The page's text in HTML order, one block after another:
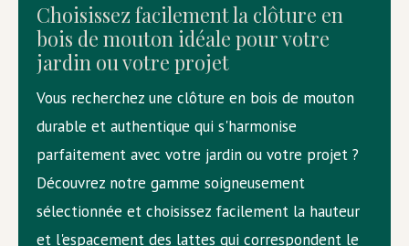
Choisissez facilement la clôture en
bois de mouton idéale pour votre
jardin ou votre projet
Vous recherchez une clôture en bois de mouton
durable et authentique qui s'harmonise
parfaitement avec votre jardin ou votre projet ?
Découvrez notre gamme soigneusement
sélectionnée et choisissez facilement la hauteur
et l'espacement des lattes qui correspondent le